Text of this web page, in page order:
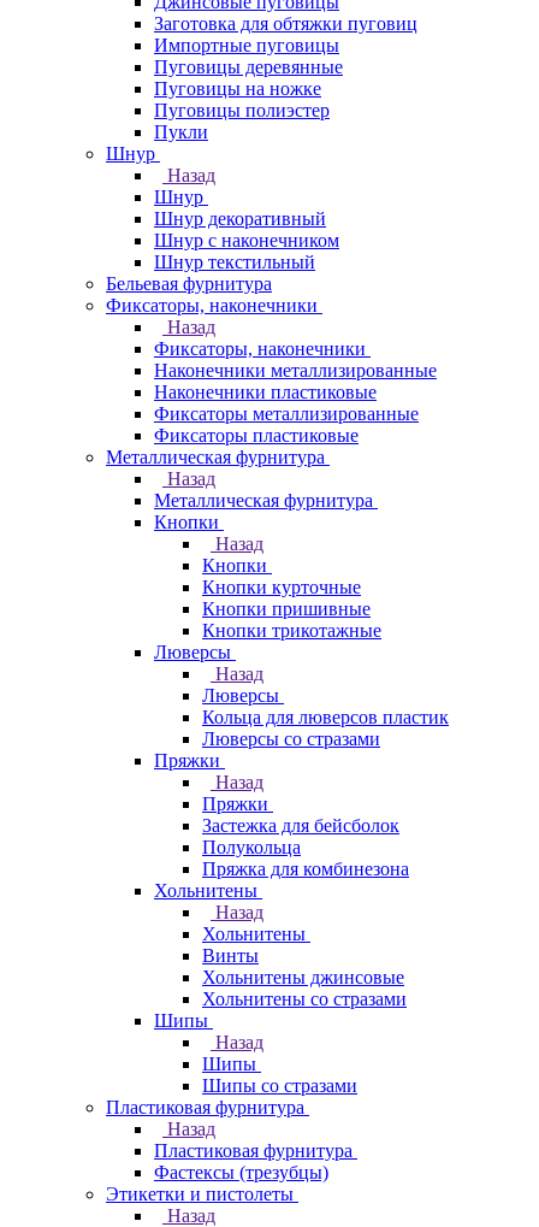
Заготовка для обтяжки пуговиц
Импортные пуговицы
Пуговицы деревянные
Пуговицы на ножке
Пуговицы полиэстер
Пукли
Шнур
Назад
Шнур
Шнур декоративный
Шнур с наконечником
Шнур текстильный
Бельевая фурнитура
Фиксаторы, наконечники
Назад
Фиксаторы, наконечники
Наконечники металлизированные
Наконечники пластиковые
Фиксаторы металлизированные
Фиксаторы пластиковые
Металлическая фурнитура
Назад
Металлическая фурнитура
Кнопки
Назад
Кнопки
Кнопки курточные
Кнопки пришивные
Кнопки трикотажные
Люверсы
Назад
Люверсы
Кольца для люверсов пластик
Люверсы со стразами
Пряжки
Назад
Пряжки
Застежка для бейсболок
Полукольца
Пряжка для комбинезона
Хольнитены
Назад
Хольнитены
Винты
Хольнитены джинсовые
Хольнитены со стразами
Шипы
Назад
Шипы
Шипы со стразами
Пластиковая фурнитура
Назад
Пластиковая фурнитура
Фастексы (трезубцы)
Этикетки и пистолеты
Назад